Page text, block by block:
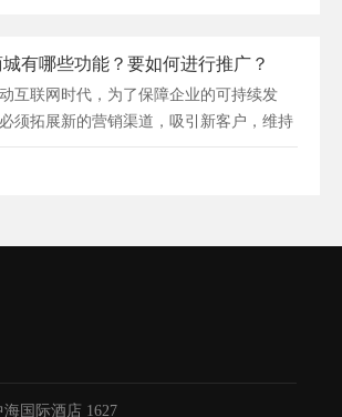
有哪些功能？要如何进行推广？
互联网时代，为了保障企业的可持续发
须拓展新的营销渠道，吸引新客户，维持
国际酒店 1627